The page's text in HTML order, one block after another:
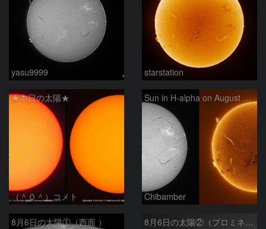
yasu9999 starstation
★本日の太陽★
（＾０＾）コメト
Sun in H-alpha on August 6, 2026
Chibamber
8月6日の太陽①（西面 ） 8月6日の太陽②（プロミネン北東縁 ）